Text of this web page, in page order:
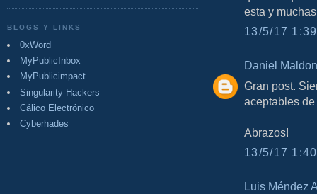
BLOGS Y LINKS
0xWord
MyPublicInbox
MyPublicimpact
Singularity-Hackers
Cálico Electrónico
Cyberhades
esta y
13/5/17
Daniel
Gran post.
aceptables
Abrazos!
13/5/17
Luis Méndez